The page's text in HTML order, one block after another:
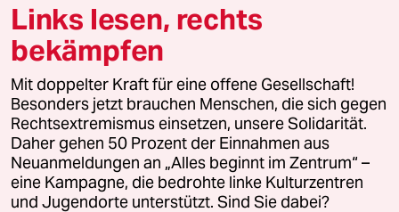
© 2026 taz Verlags und Vertriebs GmbH
Alle Rechte vorbehalten. Bei rechtlichen Fragen oder für Genehmigungen
wenden Sie sich bitte an
lizenzen@taz.de
Feedback Redaktionsstatut Kommune-Richtlinien
Leitlinie Informant Datenschutz Impressum AGB
Links lesen, rechts
bekämpfen
Mit doppelter Kraft für eine offene Gesellschaft!
Besonders jetzt brauchen Menschen, die sich gegen
Rechtsextremismus einsetzen, unsere Solidarität.
Daher gehen 50 Prozent der Einnahmen aus
Neuanmeldungen an „Alles beginnt im Zentrum“ –
eine Kampagne, die bedrohte linke Kulturzentren
und Jugendorte unterstützt. Sind Sie dabei?